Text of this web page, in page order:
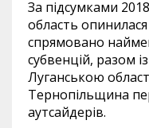
За підсумками
область опинилася
спрямовано
субвенцій, разом
Луганською
Тернопільщина
аутсайдерів.